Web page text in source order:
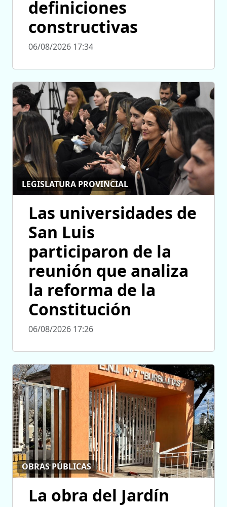
definiciones
constructivas
06/08/2026 17:34
LEGISLATURA PROVINCIAL
Las universidades de
San Luis
participaron de la
reunión que analiza
la reforma de la
Constitución
06/08/2026 17:26
OBRAS PÚBLICAS
La obra del Jardín